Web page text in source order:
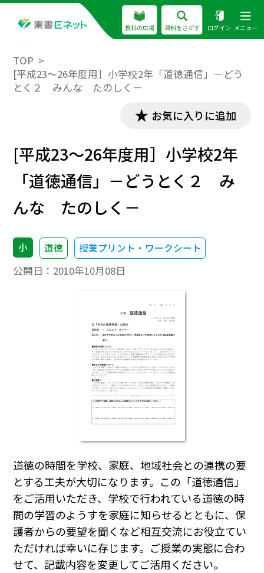
教科の広場 資料をさがす ログイン メニュー
TOP
[平成23～26年度用］小学校2年「道徳通信」－どう
とく２ みんな たのしく－
お気に入りに追加
[平成23～26年度用］小学校2年
「道徳通信」－どうとく２ み
んな たのしく－
小 道徳 授業プリント・ワークシート
公開日： 2010年10月08日
道徳の時間を学校、家庭、地域社会との連携の要
とする工夫が大切になります。この「道徳通信」
をご活用いただき、学校で行われている道徳の時
間の学習のようすを家庭に知らせるとともに、保
護者からの要望を聞くなど相互交流にお役立てい
ただければ幸いに存じます。ご授業の実態に合わ
せて、記載内容を変更してご活用ください。